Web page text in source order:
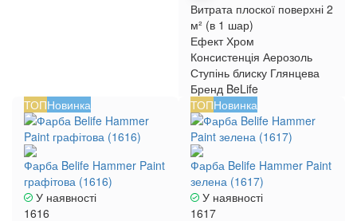
Витрата плоскої поверхні 2
м² (в 1 шар)
Ефект Хром
Консистенція Аерозоль
Ступінь блиску Глянцева
Бренд BeLife
ТОПНовинка
Фарба Belife Hammer Paint
графітова (1616)
У наявності
1616
ТОПНовинка
Фарба Belife Hammer Paint
зелена (1617)
У наявності
1617